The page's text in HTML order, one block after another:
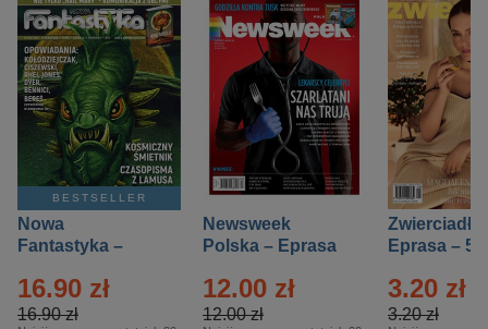
BESTSELLER
Nowa
Fantastyka –
16.90 zł
16.90 zł
Newsweek
Polska – Eprasa
12.00 zł
12.00 zł
Zwierciadło
Eprasa – 5/
3.20 zł
3.20 zł